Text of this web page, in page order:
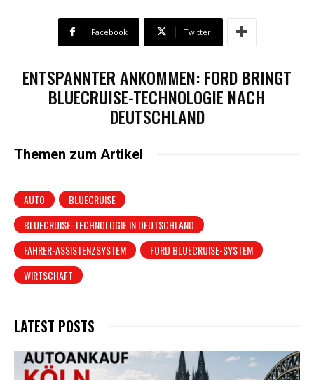
Facebook Twitter
ENTSPANNTER ANKOMMEN: FORD BRINGT
BLUECRUISE-TECHNOLOGIE NACH
DEUTSCHLAND
Themen zum Artikel
AUTO
BLUECRUISE
BLUECRUISE-TECHNOLOGIE IN DEUTSCHLAND
FAHRER-ASSISTENZSYSTEM
FORD BLUECRUISE-SYSTEM
WIRTSCHAFT
LATEST POSTS